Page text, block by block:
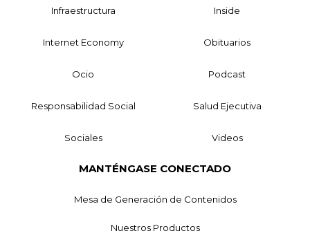
Infraestructura Inside
Internet Economy Obituarios
Ocio Podcast
Responsabilidad Social Salud Ejecutiva
Sociales Videos
MANTÉNGASE CONECTADO
Mesa de Generación de Contenidos
Nuestros Productos